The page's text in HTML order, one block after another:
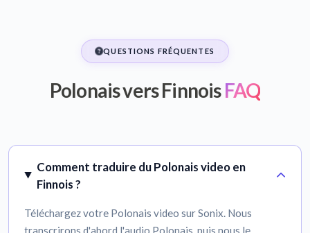
QUESTIONS FRÉQUENTES
Polonais vers FinnoisFAQ
Comment traduire du Polonais video en
Finnois ?
Téléchargez votre Polonais video sur Sonix. Nous
transcrirons d'abord l'audio Polonais, puis nous le